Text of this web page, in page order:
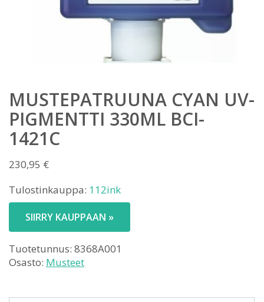
MUSTEPATRUUNA CYAN UV-
PIGMENTTI 330ML BCI-
1421C
230,95 €
Tulostinkauppa: 112ink
SIIRRY KAUPPAAN »
Tuotetunnus: 8368A001
Osasto: Musteet